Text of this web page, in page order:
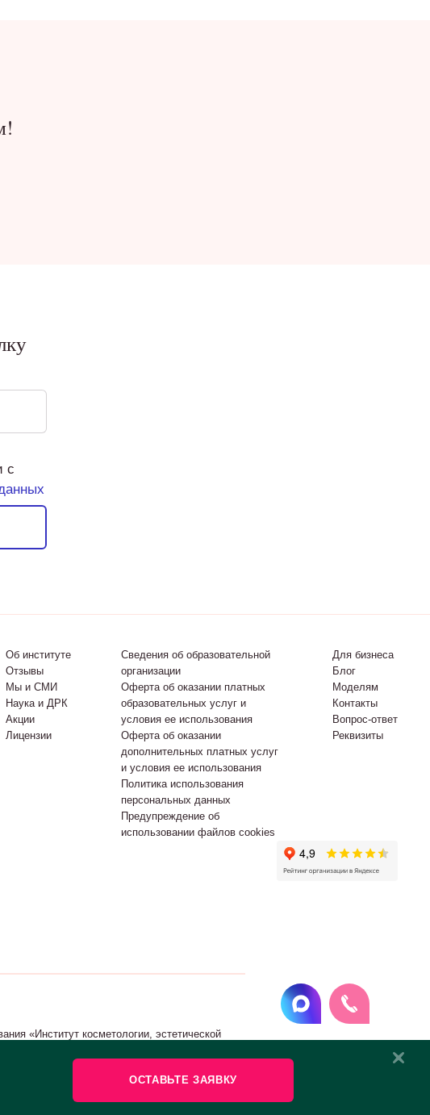
с
Об институте
Отзывы
Мы и СМИ
Наука и ДРК
Акции
Лицензии
Сведения об образовательной
организации
Оферта об оказании платных
образовательных услуг и
условия ее использования
Оферта об оказании
дополнительных платных услуг
и условия ее использования
Политика использования
персональных данных
Предупреждение об
использовании файлов cookies
Для бизнеса
Блог
Моделям
Контакты
Вопрос-ответ
Реквизиты
«Институт косметологии, эстетической
ОСТАВЬТЕ ЗАЯВКУ